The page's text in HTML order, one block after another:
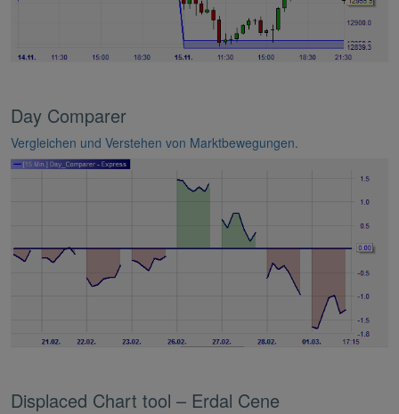
Day Comparer
Vergleichen und Verstehen von Marktbewegungen.
Displaced Chart tool – Erdal Cene